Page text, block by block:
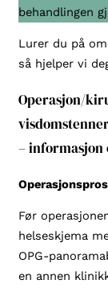
behandlingen
Lurer du på
så hjelper vi
Operasjon/
– informasjon
Før
helseskjema
OPG-
en annen